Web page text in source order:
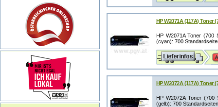
HP W2071A (117A) Toner
HP W2071A Toner (700
(cyan): 700
HP W2072A (117A) Toner
HP W2072A Toner (700
(gelb): 700